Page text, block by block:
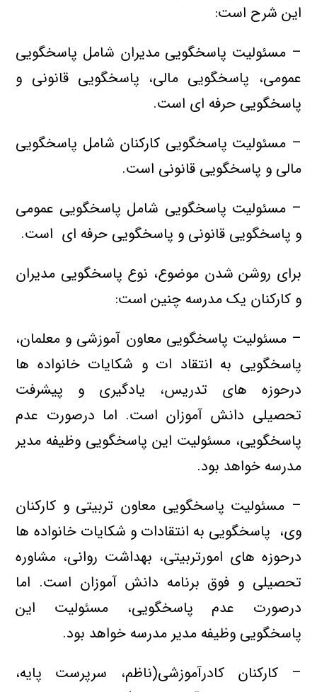
این شرح است:
– مسئولیت پاسخگويي مدیران شامل پاسخگويي
عمومي، پاسخگويي مالي، پاسخگويي قانوني و
پاسخگويي حرفه اي است.
– مسئولیت پاسخگويي کارکنان شامل پاسخگويي
مالي و پاسخگويي قانوني است.
– مسئولیت پاسخگويي شامل پاسخگويي عمومي
و پاسخگويي قانوني و پاسخگويي حرفه اي است.
برای روشن شدن موضوع، نوع پاسخگویی مدیران
و کارکنان یک مدرسه چنین است:
– مسئولیت پاسخگويي معاون آموزشی و معلمان،‌
پاسخگویی به انتقاد ات و شکایات خانواده ها
درحوزه های تدریس، یادگیری و پیشرفت
تحصیلی دانش آموزان است. اما درصورت عدم
پاسخگویی، مسئولیت این پاسخگویی وظیفه مدیر
مدرسه خواهد بود.
– مسئولیت پاسخگويي معاون تربیتی و کارکنان
وی، ‌ پاسخگویی به انتقادات و شکایات خانواده ها
درحوزه های امورتربیتی، بهداشت روانی، مشاوره
تحصیلی و فوق برنامه دانش آموزان است. اما
درصورت عدم پاسخگویی، مسئولیت این
پاسخگویی وظیفه مدیر مدرسه خواهد بود.
– کارکنان کادرآموزشی(ناظم، سرپرست پایه،